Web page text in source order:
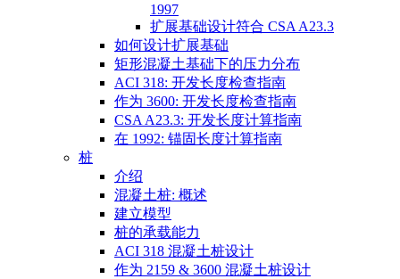
1997
扩展基础设计符合 CSA A23.3
如何设计扩展基础
矩形混凝土基础下的压力分布
ACI 318: 开发长度检查指南
作为 3600: 开发长度检查指南
CSA A23.3: 开发长度计算指南
在 1992: 锚固长度计算指南
桩
介绍
混凝土桩: 概述
建立模型
桩的承载能力
ACI 318 混凝土桩设计
作为 2159 & 3600 混凝土桩设计